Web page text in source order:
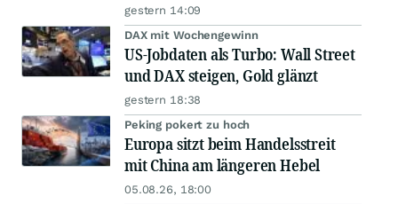
gestern 14:09
DAX mit Wochengewinn
US-Jobdaten als Turbo: Wall Street
und DAX steigen, Gold glänzt
gestern 18:38
Peking pokert zu hoch
Europa sitzt beim Handelsstreit
mit China am längeren Hebel
05.08.26, 18:00